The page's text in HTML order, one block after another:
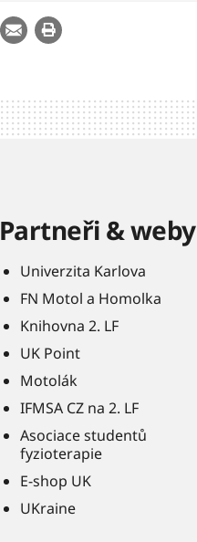
Partneři & weby
Univerzita Karlova
FN Motol a Homolka
Knihovna 2. LF
UK Point
Motolák
IFMSA CZ na 2. LF
Asociace studentů
fyzioterapie
E-shop UK
UKraine